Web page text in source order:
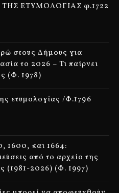
ΕΤΥΜΟΛΟΓΙΑΣ φ.1722
στους Δήμους για
το 2026 – Τι παίρνει
(Φ. 1978)
ετυμολογίας /Φ.1796
1600, και 1664:
από το αρχείο της
(1981-2026) (Φ. 1997)